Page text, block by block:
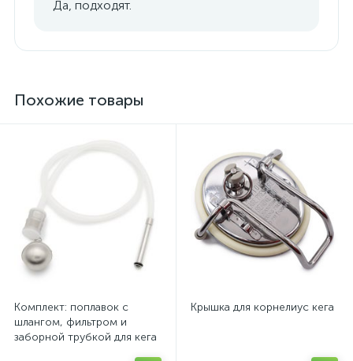
Да, подходят.
Похожие товары
Комплект: поплавок с
шлангом, фильтром и
заборной трубкой для кега
Крышка для корнелиус кега